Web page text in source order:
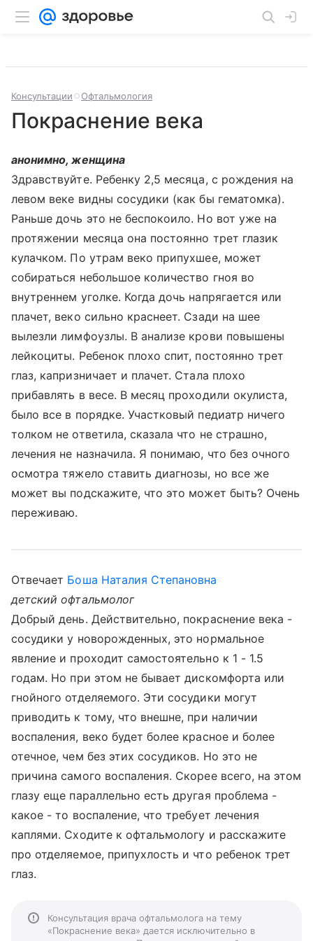
Консультации Офтальмология
Покраснение века
анонимно, женщина
Здравствуйте. Ребенку 2,5 месяца, с рождения на
левом веке видны сосудики (как бы гематомка).
Раньше дочь это не беспокоило. Но вот уже на
протяжении месяца она постоянно трет глазик
кулачком. По утрам веко припухшее, может
собираться небольшое количество гноя во
внутреннем уголке. Когда дочь напрягается или
плачет, веко сильно краснеет. Сзади на шее
вылезли лимфоузлы. В анализе крови повышены
лейкоциты. Ребенок плохо спит, постоянно трет
глаз, капризничает и плачет. Стала плохо
прибавлять в весе. В месяц проходили окулиста,
было все в порядке. Участковый педиатр ничего
толком не ответила, сказала что не страшно,
лечения не назначила. Я понимаю, что без очного
осмотра тяжело ставить диагнозы, но все же
может вы подскажите, что это может быть? Очень
переживаю.
Отвечает Боша Наталия Степановна
детский офтальмолог
Добрый день. Действительно, покраснение века -
сосудики у новорожденных, это нормальное
явление и проходит самостоятельно к 1 - 1.5
годам. Но при этом не бывает дискомфорта или
гнойного отделяемого. Эти сосудики могут
приводить к тому, что внешне, при наличии
воспаления, веко будет более красное и более
отечное, чем без этих сосудиков. Но это не
причина самого воспаления. Скорее всего, на этом
глазу еще параллельно есть другая проблема -
какое - то воспаление, что требует лечения
каплями. Сходите к офтальмологу и расскажите
про отделяемое, припухлость и что ребенок трет
глаз.
Консультация врача офтальмолога на тему
«Покраснение века» дается исключительно в